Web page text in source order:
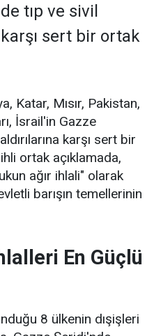
tıp ve sivil
karşı sert bir ortak
Katar, Mısır, Pakistan,
İsrail'in Gazze
karşı sert bir
ortak açıklamada,
ağır ihlali" olarak
barışın temellerinin
En Güçlü
8 ülkenin dışişleri